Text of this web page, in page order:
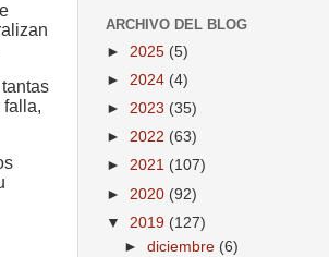
falla,
ARCHIVO DEL BLOG
► 2025 (5)
► 2024 (4)
► 2023 (35)
► 2022 (63)
► 2021 (107)
► 2020 (92)
▼ 2019 (127)
►diciembre (6)